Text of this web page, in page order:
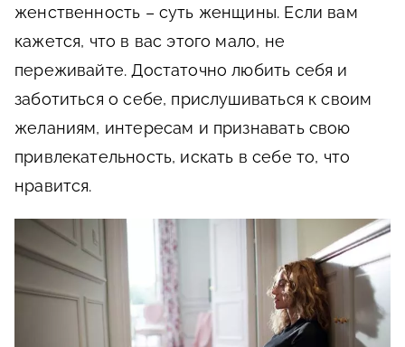
женственность – суть женщины. Если вам
кажется, что в вас этого мало, не
переживайте. Достаточно любить себя и
заботиться о себе, прислушиваться к своим
желаниям, интересам и признавать свою
привлекательность, искать в себе то, что
нравится.